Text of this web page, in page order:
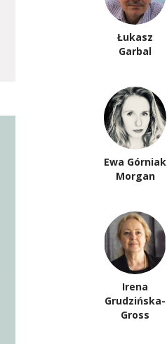
Łukasz
Garbal
Ewa Górniak
Morgan
Irena
Grudzińska-
Gross